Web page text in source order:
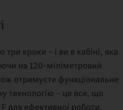
кроки – і ви в кабіні, яка
на 120-міліметровий
отримуєте функціональне
технологію – це все, що
для ефективної роботи.